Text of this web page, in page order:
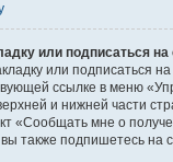
или подписаться
или подписаться
ссылке в меню
и нижней части
«Сообщать мне о
также подпишетесь на